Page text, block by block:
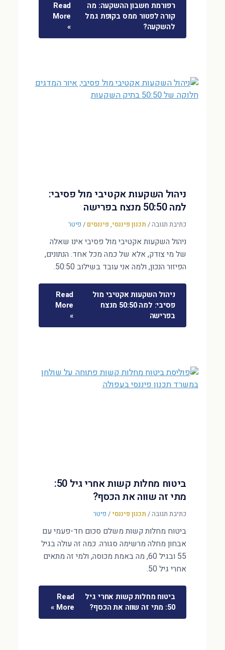
רפורמת חשבון ההשקעה: מה
קורה לפטור ממס בקופת גמל
להשקעה?
Read
More
»
ניהול השקעות אקטיבי מול פסיבי:
למה 50:50 מנצח בפרישה
כתיבת תגובה/ תכנון פיננסי, פיננסים / פיטר
ניהול השקעות אקטיבי מול פסיבי אינו שאלה
של מי צודק, אלא של כמה מכל אחד. הנתונים,
הפיזור הנכון, ולמה אני עובד בשילוב 50:50.
ניהול השקעות אקטיבי מול
פסיבי: למה 50:50 מנצח
בפרישה
Read
More
»
ביטוח מחלות קשות אחרי גיל 50:
מתי זה שווה את הכסף?
כתיבת תגובה/ תכנון פיננסי/ פיטר
ביטוח מחלות קשות משלם סכום חד-פעמי עם
אבחון מחלה מרשימה סגורה. כמה זה עולה בגיל
55 ובגיל 60, מה באמת מכוסה, ולמי זה מתאים
אחרי גיל 50.
ביטוח מחלות קשות אחרי גיל
50: מתי זה שווה את הכסף?
Read
More »